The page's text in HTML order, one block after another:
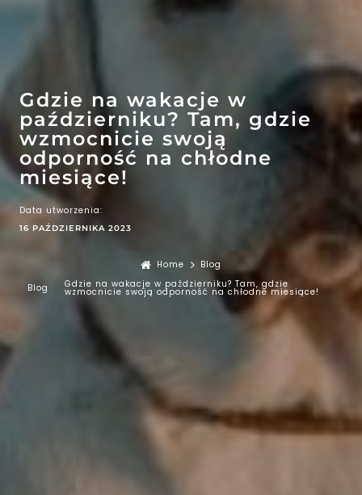
ATRAKCJE
Gdzie na wakacje w
październiku? Tam, gdzie
wzmocnicie swoją
odporność na chłodne
miesiące!
16 PAŹDZIERNIKA 2023
Data utworzenia:
Home
Blog
Blog
Gdzie na wakacje w październiku? Tam, gdzie
wzmocnicie swoją odporność na chłodne miesiące!